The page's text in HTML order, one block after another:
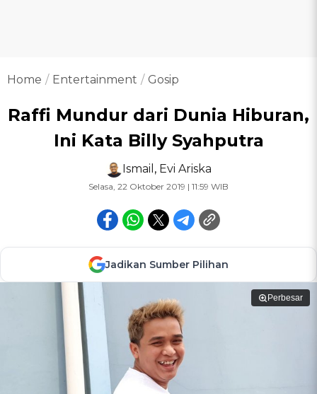
Home Entertainment Gosip
Raffi Mundur dari Dunia Hiburan,
Ini Kata Billy Syahputra
Ismail , Evi Ariska
Selasa, 22 Oktober 2019 | 11:59 WIB
Jadikan Sumber Pilihan
Perbesar